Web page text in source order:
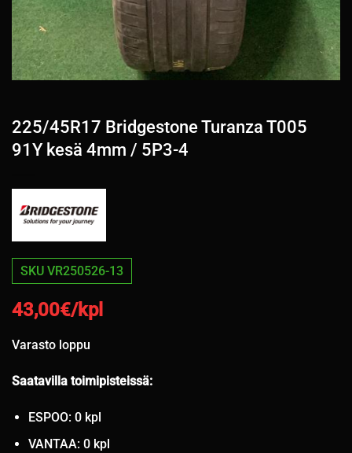
225/45R17 Bridgestone Turanza T005
91Y kesä 4mm / 5P3-4
SKU VR250526-13
43,00€/kpl
Varasto loppu
Saatavilla toimipisteissä:
ESPOO: 0 kpl
VANTAA: 0 kpl